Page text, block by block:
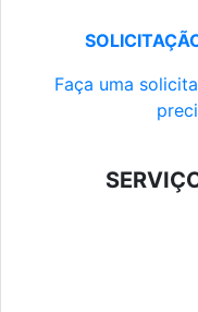
Faça uma